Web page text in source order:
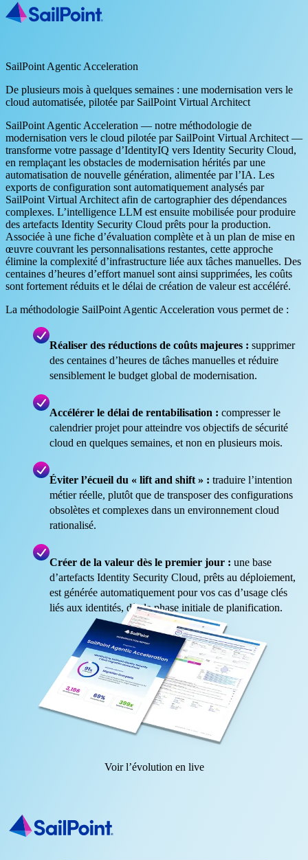
SailPoint Agentic Acceleration
De plusieurs mois à quelques semaines : une modernisation vers le
cloud automatisée, pilotée par SailPoint Virtual Architect
SailPoint Agentic Acceleration — notre méthodologie de
modernisation vers le cloud pilotée par SailPoint Virtual Architect —
transforme votre passage d’IdentityIQ vers Identity Security Cloud,
en remplaçant les obstacles de modernisation hérités par une
automatisation de nouvelle génération, alimentée par l’IA. Les
exports de configuration sont automatiquement analysés par
SailPoint Virtual Architect afin de cartographier des dépendances
complexes. L’intelligence LLM est ensuite mobilisée pour produire
des artefacts Identity Security Cloud prêts pour la production.
Associée à une fiche d’évaluation complète et à un plan de mise en
œuvre couvrant les personnalisations restantes, cette approche
élimine la complexité d’infrastructure liée aux tâches manuelles. Des
centaines d’heures d’effort manuel sont ainsi supprimées, les coûts
sont fortement réduits et le délai de création de valeur est accéléré.
La méthodologie SailPoint Agentic Acceleration vous permet de :
Réaliser des réductions de coûts majeures : supprimer
des centaines d’heures de tâches manuelles et réduire
sensiblement le budget global de modernisation.
Accélérer le délai de rentabilisation : compresser le
calendrier projet pour atteindre vos objectifs de sécurité
cloud en quelques semaines, et non en plusieurs mois.
Éviter l’écueil du « lift and shift » : traduire l’intention
métier réelle, plutôt que de transposer des configurations
obsolètes et complexes dans un environnement cloud
rationalisé.
Créer de la valeur dès le premier jour : une base
d’artefacts Identity Security Cloud, prêts au déploiement,
est générée automatiquement pour vos cas d’usage clés
liés aux identités, dès la phase initiale de planification.
Voir l’évolution en live